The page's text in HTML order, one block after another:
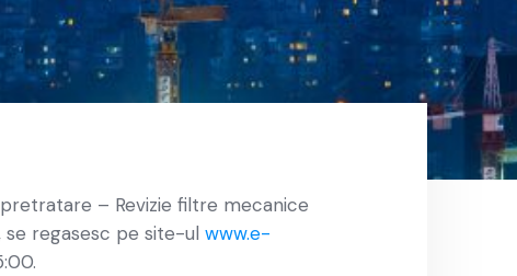
– Revizie filtre mecanice
se regasesc pe site-ul www.e-